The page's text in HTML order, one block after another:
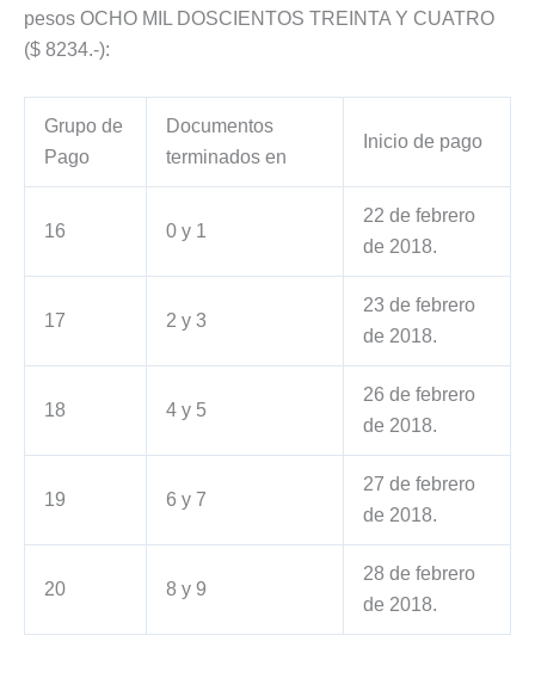
pesos OCHO MIL DOSCIENTOS TREINTA Y CUATRO
($ 8234.-):
Grupo de
Pago
Documentos
terminados en
Inicio de pago
16 0 y 1
22 de febrero
de 2018.
17 2 y 3
23 de febrero
de 2018.
18 4 y 5
26 de febrero
de 2018.
19 6 y 7
27 de febrero
de 2018.
20 8 y 9
28 de febrero
de 2018.